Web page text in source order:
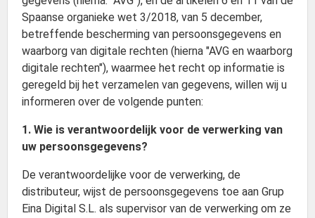
Spaanse organieke wet 3/2018, van 5 december,
betreffende bescherming van persoonsgegevens en
waarborg van digitale rechten (hierna "AVG en waarborg
digitale rechten"), waarmee het recht op informatie is
geregeld bij het verzamelen van gegevens, willen wij u
informeren over de volgende punten:
1. Wie is verantwoordelijk voor de verwerking van
uw persoonsgegevens?
De verantwoordelijke voor de verwerking, de
distributeur, wijst de persoonsgegevens toe aan Grup
Eina Digital S.L. als supervisor van de verwerking om ze